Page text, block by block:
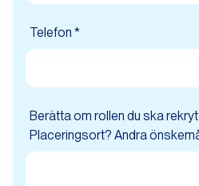
Telefon *
Berätta om rollen du ska
Placeringsort? Andra